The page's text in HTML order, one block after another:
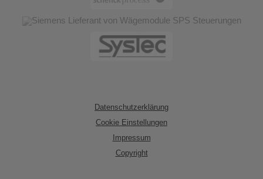
Datenschutzerklärung
Cookie Einstellungen
Impressum
Copyright